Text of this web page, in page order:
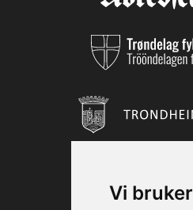
Vi bruker